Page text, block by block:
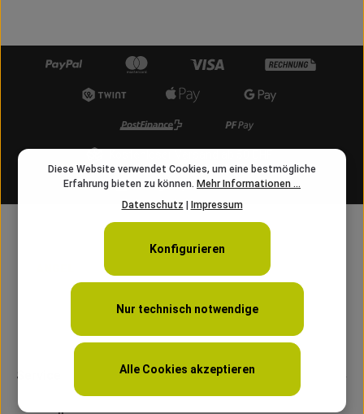
info@angelschnur.ch
Service
Diese Website verwendet Cookies, um eine bestmögliche
Erfahrung bieten zu können. Mehr Informationen ...
Datenschutz | Impressum
Nur technisch notwendige
Konfigurieren
Alle Cookies akzeptieren